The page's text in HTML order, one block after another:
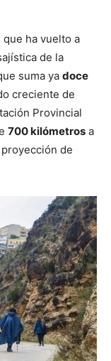
ha vuelto a
de la
suma ya doce
creciente de
Provincial
700 kilómetros a
de